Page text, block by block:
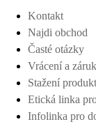
Kontakt
Najdi obchod
Časté otázky
Vrácení a
Stažení
Etická linka
Infolinka pro